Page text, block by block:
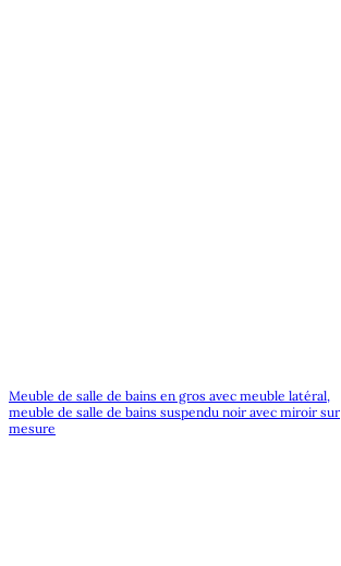
Meuble de salle de bains en gros avec meuble latéral,
meuble de salle de bains suspendu noir avec miroir sur
mesure